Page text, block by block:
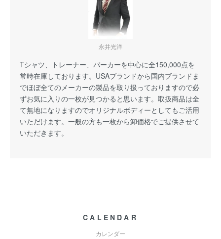
永井光洋
Tシャツ、トレーナー、パーカーを中心に全150,000点を
常時在庫しております。USAブランドから国内ブランドま
でほぼ全てのメーカーの製品を取り扱っておりますので必
ずお気に入りの一枚が見つかると思います。取扱商品は全
て無地になりますのでオリジナルボディーとしてもご活用
いただけます。一般の方も一枚から卸価格でご提供させて
いただきます。
CALENDAR
カレンダー